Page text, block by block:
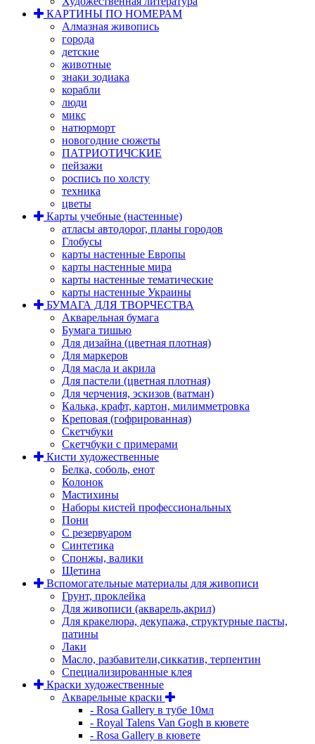
КАРТИНЫ ПО НОМЕРАМ
Алмазная живопись
города
детские
животные
знаки зодиака
корабли
люди
микс
натюрморт
новогодние сюжеты
ПАТРИОТИЧСКИЕ
пейзажи
роспись по холсту
техника
цветы
Карты учебные (настенные)
атласы автодорог, планы городов
Глобусы
карты настенные Европы
карты настенные мира
карты настенные тематические
карты настенные Украины
БУМАГА ДЛЯ ТВОРЧЕСТВА
Акварельная бумага
Бумага тишью
Для дизайна (цветная плотная)
Для маркеров
Для масла и акрила
Для пастели (цветная плотная)
Для черчения, эскизов (ватман)
Калька, крафт, картон, милимметровка
Креповая (гофрированная)
Скетчбуки
Скетчбуки с примерами
Кисти художественные
Белка, соболь, енот
Колонок
Мастихины
Наборы кистей профессиональных
Пони
С резервуаром
Синтетика
Спонжы, валики
Щетина
Вспомогательные материалы для живописи
Грунт, проклейка
Для живописи (акварель,акрил)
Для кракелюра, декупажа, структурные пасты,
патины
Лаки
Масло, разбавители,сиккатив, терпентин
Специализированные клея
Краски художественные
Акварельные краски
- Rosa Gallery в тубе 10мл
- Royal Talens Van Gogh в кювете
- Rosa Gallery в кювете